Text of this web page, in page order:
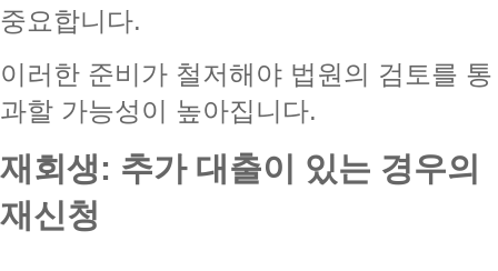
중요합니다.
이러한 준비가 철저해야 법원의 검토를 통
과할 가능성이 높아집니다.
재회생: 추가 대출이 있는 경우의
재신청